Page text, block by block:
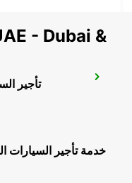
- Dubai &
تأجير
خدمة تأجير السيارات